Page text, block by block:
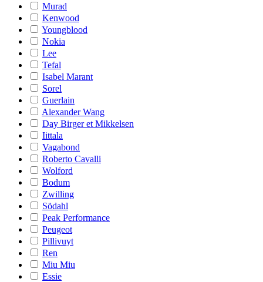
Murad
Kenwood
Youngblood
Nokia
Lee
Tefal
Isabel Marant
Sorel
Guerlain
Alexander Wang
Day Birger et Mikkelsen
Iittala
Vagabond
Roberto Cavalli
Wolford
Bodum
Zwilling
Södahl
Peak Performance
Peugeot
Pillivuyt
Ren
Miu Miu
Essie